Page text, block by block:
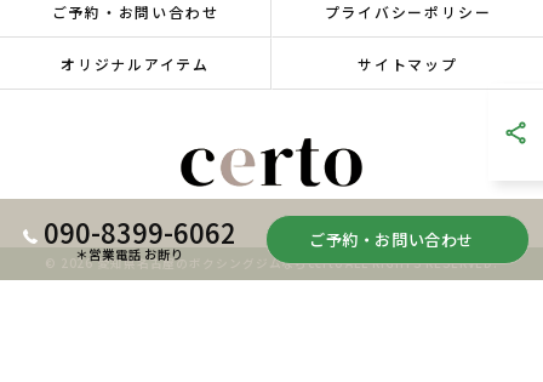
090-8399-6062
＊営業電話 お断り
ご予約・お問い合わせ
ご予約・お問い合わせ プライバシーポリシー
オリジナルアイテム サイトマップ
© 2026 愛知県名古屋のボクシングジムならcerto ALL RIGHTS RESERVED.